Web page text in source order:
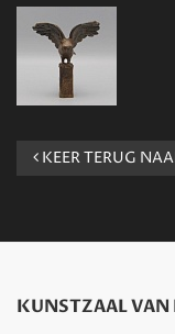
KEER TERUG
KUNSTZAAL VAN